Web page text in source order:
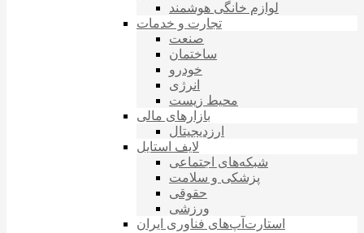
لوازم خانگی هوشمند
تجارت و خدمات
صنعت
ساختمان
خودرو
انرژی
محیط زیست
بازارهای مالی
ارزدیجیتال
لایف استایل
شبکه‌های اجتماعی
پزشکی و سلامت
حقوقی
ورزشی
استارت‌آپ‌های فناوری ایران